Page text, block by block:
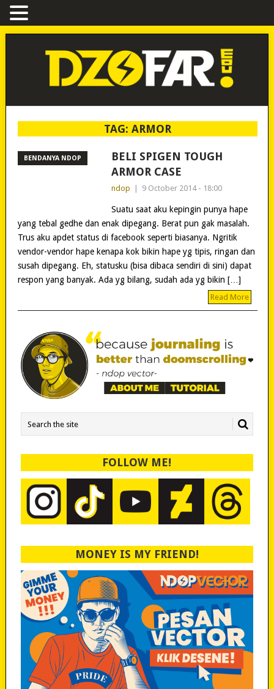
TAG: ARMOR
BENDANYA NDOP
BELI SPIGEN TOUGH
ARMOR CASE
ndop 9 October 2014 - 18:00
Suatu saat aku kepingin punya hape
yang tebal gedhe dan enak dipegang. Berat pun gak masalah.
Trus aku apdet status di facebook seperti biasanya. Ngritik
vendor-vendor hape kenapa kok bikin hape yg tipis, ringan dan
susah dipegang. Eh, statusku (bisa dibaca sendiri di sini) dapat
respon yang banyak. Ada yg bilang, sudah ada yg bikin […]
Read More
FOLLOW ME!
MONEY IS MY FRIEND!